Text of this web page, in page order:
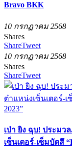
Bravo BKK
10 กรกฏาคม 2568
Shares
ShareTweet
10 กรกฏาคม 2568
Shares
ShareTweet
เป่า ยิง ฉุบ! ประม
เซ็นเตอร์-เซ็มบัตสึ